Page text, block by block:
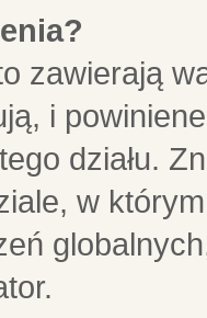
zawierają
i
działu.
w